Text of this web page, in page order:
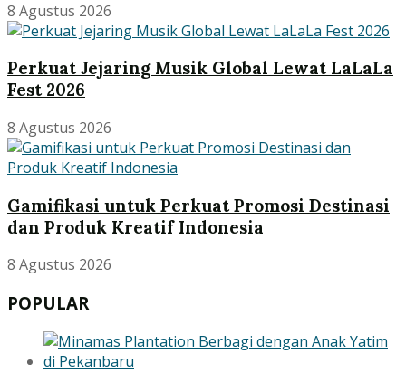
8 Agustus 2026
Perkuat Jejaring Musik Global Lewat LaLaLa
Fest 2026
8 Agustus 2026
Gamifikasi untuk Perkuat Promosi Destinasi
dan Produk Kreatif Indonesia
8 Agustus 2026
POPULAR